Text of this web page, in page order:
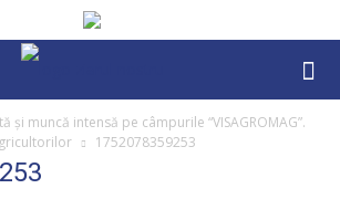
și muncă intensă pe câmpurile “VISAGROMAG”.
1752078359253